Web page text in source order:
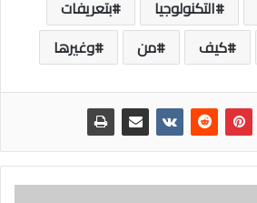
التكنولوجيا
بتعريفات
كيف من وغيرها